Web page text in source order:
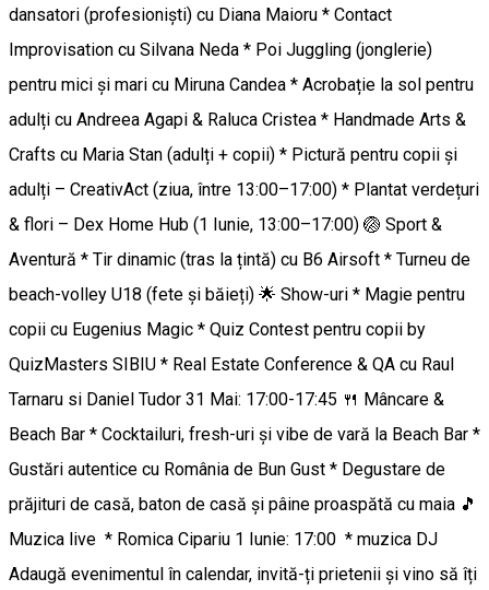
dansatori (profesioniști) cu Diana Maioru * Contact
Improvisation cu Silvana Neda * Poi Juggling (jonglerie)
pentru mici și mari cu Miruna Candea * Acrobație la sol pentru
adulți cu Andreea Agapi & Raluca Cristea * Handmade Arts &
Crafts cu Maria Stan (adulți + copii) * Pictură pentru copii și
adulți – CreativAct (ziua, între 13:00–17:00) * Plantat verdețuri
& flori – Dex Home Hub (1 Iunie, 13:00–17:00) 🏐 Sport &
Aventură * Tir dinamic (tras la țintă) cu B6 Airsoft * Turneu de
beach-volley U18 (fete și băieți) 🌟 Show-uri * Magie pentru
copii cu Eugenius Magic * Quiz Contest pentru copii by
QuizMasters SIBIU * Real Estate Conference & QA cu Raul
Tarnaru si Daniel Tudor 31 Mai: 17:00-17:45 🍴 Mâncare &
Beach Bar * Cocktailuri, fresh-uri și vibe de vară la Beach Bar *
Gustări autentice cu România de Bun Gust * Degustare de
prăjituri de casă, baton de casă și pâine proaspătă cu maia 🎵
Muzica live * Romica Cipariu 1 Iunie: 17:00 * muzica DJ
Adaugă evenimentul în calendar, invită-ți prietenii și vino să îți